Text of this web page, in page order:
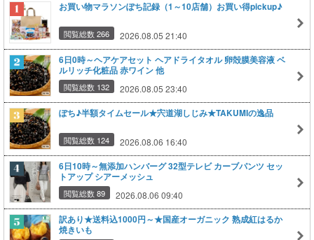
お買い物マラソンぽち記録（1～10店舗）お買い得pickup♪
閲覧総数 266 2026.08.05 21:40
6日0時～ヘアケアセット ヘアドライタオル 卵殻膜美容液 ベ
ルリッチ化粧品 赤ワイン 他
閲覧総数 132 2026.08.05 23:40
ぽち♪半額タイムセール★宍道湖しじみ★TAKUMIの逸品
閲覧総数 124 2026.08.06 16:40
6日10時～無添加ハンバーグ 32型テレビ カーブパンツ セッ
トアップ シアーメッシュ
閲覧総数 89 2026.08.06 09:40
訳あり★送料込1000円～★国産オーガニック 熟成紅はるか
焼きいも